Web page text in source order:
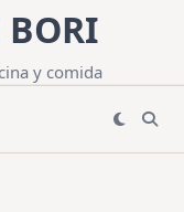
BORI
y comida